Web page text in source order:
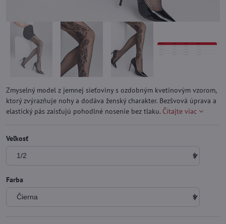
Zmyselný model z jemnej sieťoviny s ozdobným kvetinovým vzorom,
ktorý zvýrazňuje nohy a dodáva ženský charakter. Bezšvová úprava a
elastický pás zaisťujú pohodlné nosenie bez tlaku. Čítajte viac
Veľkosť
Farba